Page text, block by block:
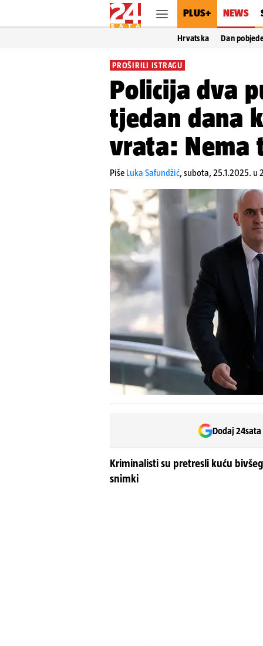
PLUS+ NEWS
Hrvatska Dan
PROŠIRILI ISTRAGU
Policija dva
tjedan dana
vrata: Nema
Piše Luka Safundžić,subota, 25.1.2025. u
Dodaj
Kriminalisti su pretresli kuću
snimki